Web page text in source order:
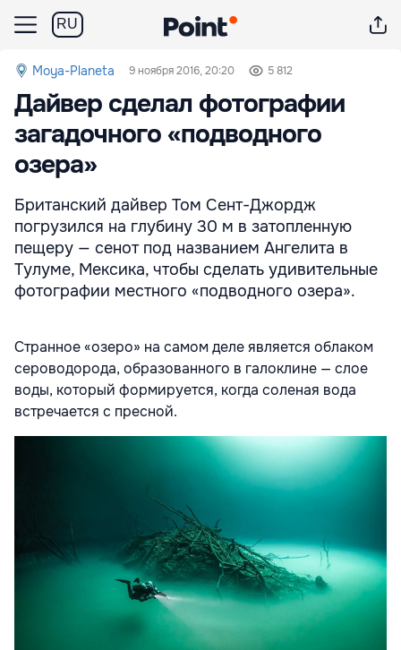
RU
Moya-Planeta 9 ноября 2016, 20:20 5 812
Дайвер сделал фотографии
загадочного «подводного
озера»
Британский дайвер Том Сент-Джордж
погрузился на глубину 30 м в затопленную
пещеру — сенот под названием Ангелита в
Тулуме, Мексика, чтобы сделать удивительные
фотографии местного «подводного озера».
Странное «озеро» на самом деле является облаком
сероводорода, образованного в галоклине — слое
воды, который формируется, когда соленая вода
встречается с пресной.